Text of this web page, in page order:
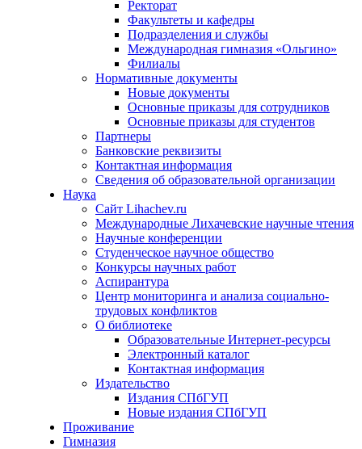
Ректорат
Факультеты и кафедры
Подразделения и службы
Международная гимназия «Ольгино»
Филиалы
Нормативные документы
Новые документы
Основные приказы для сотрудников
Основные приказы для студентов
Партнеры
Банковские реквизиты
Контактная информация
Сведения об образовательной организации
Наука
Сайт Lihachev.ru
Международные Лихачевские научные чтения
Научные конференции
Студенческое научное общество
Конкурсы научных работ
Аспирантура
Центр мониторинга и анализа социально-
трудовых конфликтов
О библиотеке
Образовательные Интернет-ресурсы
Электронный каталог
Контактная информация
Издательство
Издания СПбГУП
Новые издания СПбГУП
Проживание
Гимназия